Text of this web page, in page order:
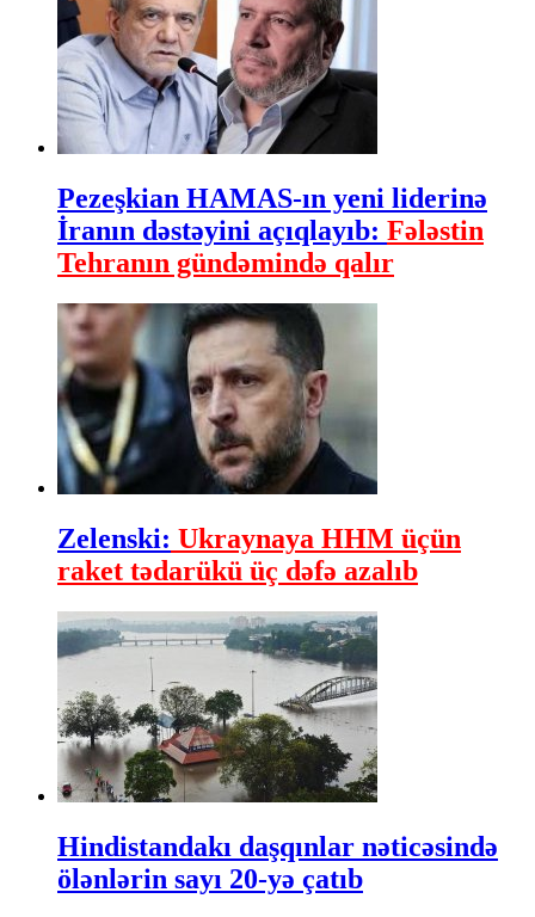
Pezeşkian HAMAS-ın yeni liderinə
İranın dəstəyini açıqlayıb: Fələstin
Tehranın gündəmində qalır
Zelenski: Ukraynaya HHM üçün
raket tədarükü üç dəfə azalıb
Hindistandakı daşqınlar nəticəsində
ölənlərin sayı 20-yə çatıb